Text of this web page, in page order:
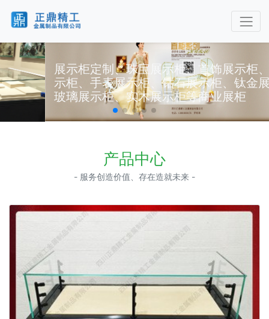
展示柜定制、珠宝展示柜、首饰展示柜、玉石展
示柜、手表展示柜、钻石展示柜、钛金展示柜、
玻璃展示柜、实木展示柜等商业展柜
产品中心
- 服务创造价值、存在造就未来 -